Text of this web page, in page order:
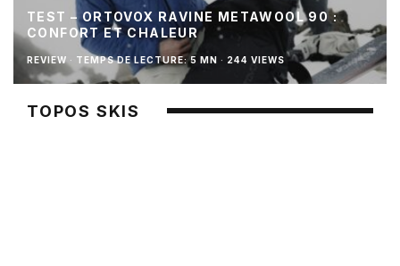
TEST – ORTOVOX RAVINE METAWOOL 90 :
CONFORT ET CHALEUR
REVIEW · TEMPS DE LECTURE: 5 MN · 244 VIEWS
TOPOS SKIS